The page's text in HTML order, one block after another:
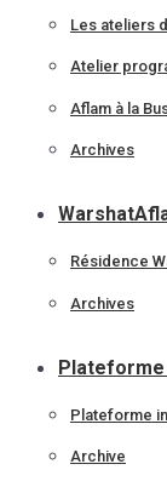
Les ateliers
Atelier
Aflam à la
Archives
Résidence
Archives
Plateforme
Archive